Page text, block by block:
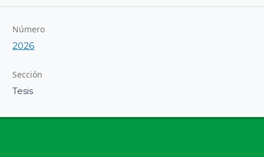
Número
2026
Sección
Tesis